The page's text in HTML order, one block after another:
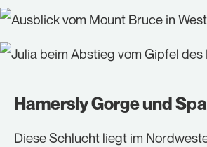
Hamersly Gorge und
Diese Schlucht liegt im